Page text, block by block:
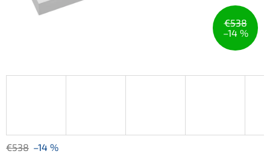
€538
–14 %
€538 –14 %